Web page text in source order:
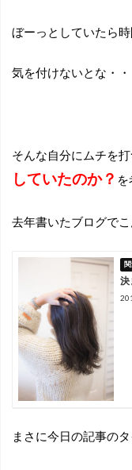
ぼーっとしていたら
気を付けないとな・・
そんな自分にムチを打
していたのか？
去年書いたブログで
決
まさに今日の記事の